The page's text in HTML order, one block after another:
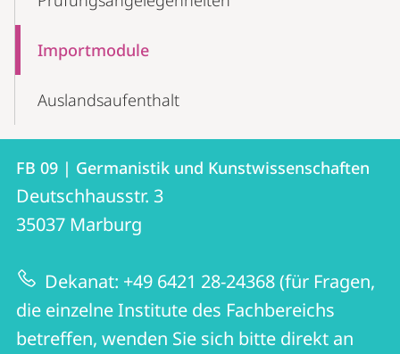
Importmodule
Auslandsaufenthalt
Kontakt
und
Informationen
zur
Website
Kontaktinformationen
FB
09
|
Germanistik
und
Kunstwissenschaften
FB 09 | Germanistik und Kunstwissenschaften
Deutschhausstr. 3
35037 Marburg
Dekanat: +49 6421 28-24368 (für Fragen,
die einzelne Institute des Fachbereichs
betreffen, wenden Sie sich bitte direkt an